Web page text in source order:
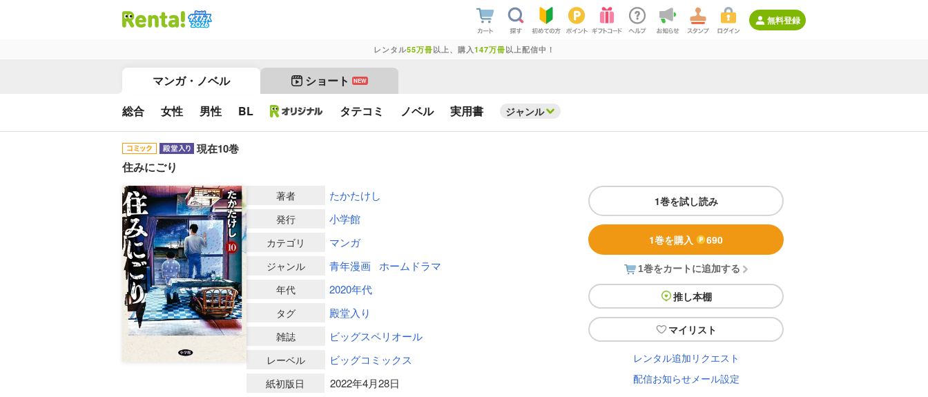
無料登録
レンタル55万冊以上、購入 147万冊以上配信中！
マンガ・ノベル ショート NEW
総合 女性 男性 BL タテコミ ノベル 実用書 ジャンル
現在10巻
住みにごり
1巻を試し読み
1巻を購入 690
1巻をカートに追加する
推し本棚
マイリスト
レンタル追加リクエスト
配信お知らせメール設定
著者 たかたけし
発行 小学館
カテゴリ マンガ
ジャンル 青年漫画 ホームドラマ
年代 2020年代
タグ 殿堂入り
雑誌 ビッグスペリオール
レーベル ビッグコミックス
紙初版日 2022年4月28日